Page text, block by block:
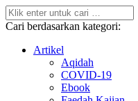
Cari berdasarkan kategori:
Artikel
Aqidah
COVID-19
Ebook